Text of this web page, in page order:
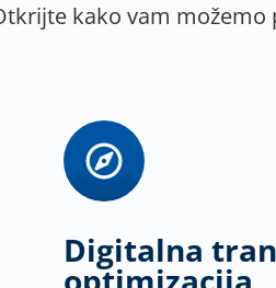
kako vam možemo
Digitalna